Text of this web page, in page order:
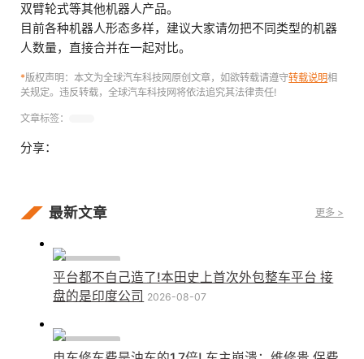
双臂轮式等其他机器人产品。
目前各种机器人形态多样，建议大家请勿把不同类型的机器
人数量，直接合并在一起对比。
*版权声明：本文为全球汽车科技网原创文章，如欲转载请遵守转载说明相
关规定。违反转载，全球汽车科技网将依法追究其法律责任!
文章标签：
分享：
最新文章 更多 >
平台都不自己造了!本田史上首次外包整车平台 接
盘的是印度公司 2026-08-07